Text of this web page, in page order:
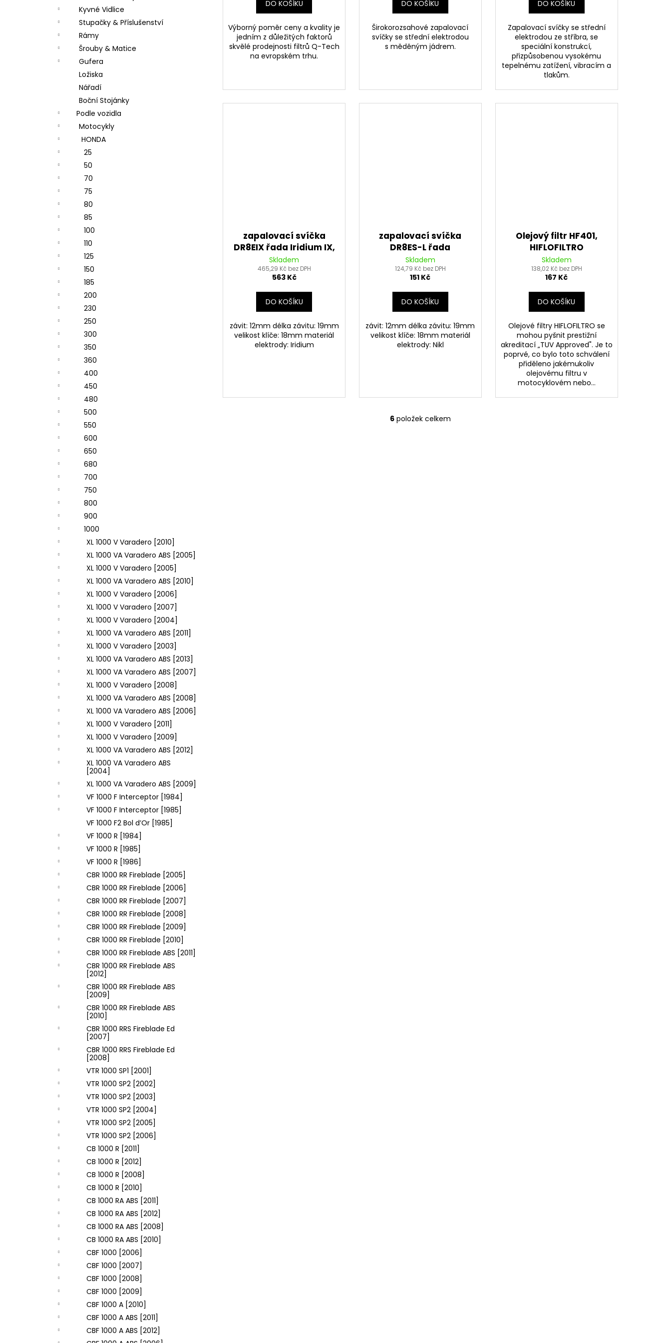
Kyvné Vidlice
Stupačky & Příslušenství
Rámy
Šrouby & Matice
Gufera
Ložiska
Nářadí
Boční Stojánky
Podle vozidla
Motocykly
HONDA
25
50
70
75
80
85
100
110
125
150
185
200
230
250
300
350
360
400
450
480
500
550
600
650
680
700
750
800
900
1000
XL 1000 V Varadero [2010]
XL 1000 VA Varadero ABS [2005]
XL 1000 V Varadero [2005]
XL 1000 VA Varadero ABS [2010]
XL 1000 V Varadero [2006]
XL 1000 V Varadero [2007]
XL 1000 V Varadero [2004]
XL 1000 VA Varadero ABS [2011]
XL 1000 V Varadero [2003]
XL 1000 VA Varadero ABS [2013]
XL 1000 VA Varadero ABS [2007]
XL 1000 V Varadero [2008]
XL 1000 VA Varadero ABS [2008]
XL 1000 VA Varadero ABS [2006]
XL 1000 V Varadero [2011]
XL 1000 V Varadero [2009]
XL 1000 VA Varadero ABS [2012]
XL 1000 VA Varadero ABS
[2004]
XL 1000 VA Varadero ABS [2009]
VF 1000 F Interceptor [1984]
VF 1000 F Interceptor [1985]
VF 1000 F2 Bol d’Or [1985]
VF 1000 R [1984]
VF 1000 R [1985]
VF 1000 R [1986]
CBR 1000 RR Fireblade [2005]
CBR 1000 RR Fireblade [2006]
CBR 1000 RR Fireblade [2007]
CBR 1000 RR Fireblade [2008]
CBR 1000 RR Fireblade [2009]
CBR 1000 RR Fireblade [2010]
CBR 1000 RR Fireblade ABS [2011]
CBR 1000 RR Fireblade ABS
[2012]
CBR 1000 RR Fireblade ABS
[2009]
CBR 1000 RR Fireblade ABS
[2010]
CBR 1000 RRS Fireblade Ed
[2007]
CBR 1000 RRS Fireblade Ed
[2008]
VTR 1000 SP1 [2001]
VTR 1000 SP2 [2002]
VTR 1000 SP2 [2003]
VTR 1000 SP2 [2004]
VTR 1000 SP2 [2005]
VTR 1000 SP2 [2006]
CB 1000 R [2011]
CB 1000 R [2012]
CB 1000 R [2008]
CB 1000 R [2010]
CB 1000 RA ABS [2011]
CB 1000 RA ABS [2012]
CB 1000 RA ABS [2008]
CB 1000 RA ABS [2010]
CBF 1000 [2006]
CBF 1000 [2007]
CBF 1000 [2008]
CBF 1000 [2009]
CBF 1000 A [2010]
CBF 1000 A ABS [2011]
CBF 1000 A ABS [2012]
DO KOŠÍKU
Výborný poměr ceny a kvality je
jedním z důležitých faktorů
skvělé prodejnosti filtrů Q-Tech
na evropském trhu.
DO KOŠÍKU
Širokorozsahové zapalovací
svíčky se střední elektrodou
s měděným jádrem.
DO KOŠÍKU
Zapalovací svíčky se střední
elektrodou ze stříbra, se
speciální konstrukcí,
přizpůsobenou vysokému
tepelnému zatížení, vibracím a
tlakům.
zapalovací svíčka
DR8EIX řada Iridium IX,
NGK - Japonsko
Skladem
465,29 Kč bez DPH
563 Kč
DO KOŠÍKU
závit: 12mm délka závitu: 19mm
velikost klíče: 18mm materiál
elektrody: Iridium
zapalovací svíčka
DR8ES-L řada
Standard, NGK -
Japonsko
Skladem
124,79 Kč bez DPH
151 Kč
DO KOŠÍKU
závit: 12mm délka závitu: 19mm
velikost klíče: 18mm materiál
elektrody: Nikl
Olejový filtr HF401,
HIFLOFILTRO
Skladem
138,02 Kč bez DPH
167 Kč
DO KOŠÍKU
Olejové filtry HIFLOFILTRO se
mohou pyšnit prestižní
akreditací „TUV Approved". Je to
poprvé, co bylo toto schválení
přiděleno jakémukoliv
olejovému filtru v
motocyklovém nebo...
O
6 položek celkem